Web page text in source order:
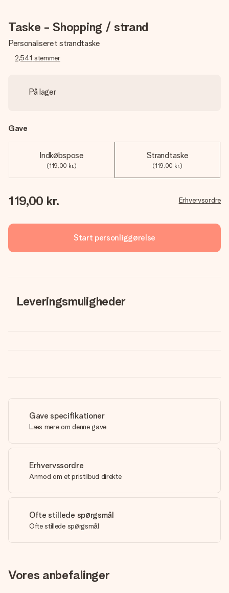
Taske - Shopping / strand
Personaliseret strandtaske
2,541 stemmer
På lager
Gave
Indkøbspose
(119,00 kr.)
Strandtaske
(119,00 kr.)
119,00 kr. Erhvervsordre
Start personliggørelse
Leveringsmuligheder
Gave specifikationer
Læs mere om denne gave
Erhvervssordre
Anmod om et pristilbud direkte
Ofte stillede spørgsmål
Ofte stillede spørgsmål
Vores anbefalinger